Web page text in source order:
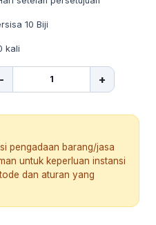
10 Biji
kali
- +
pengadaan barang/jasa
untuk keperluan instansi
dan aturan yang